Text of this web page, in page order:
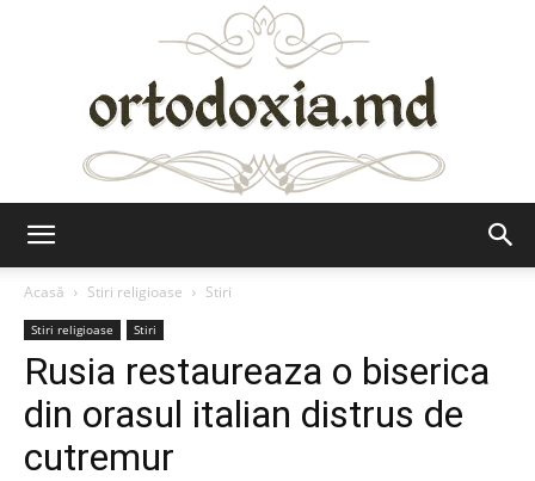
Acasă
Stiri religioase Stiri
Stiri religioase Stiri
Rusia restaureaza o biserica
din orasul italian distrus de
cutremur